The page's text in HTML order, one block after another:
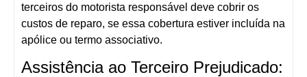
terceiros do motorista responsável deve cobrir os
custos de reparo, se essa cobertura estiver incluída na
apólice ou termo associativo.
Assistência ao Terceiro Prejudicado: